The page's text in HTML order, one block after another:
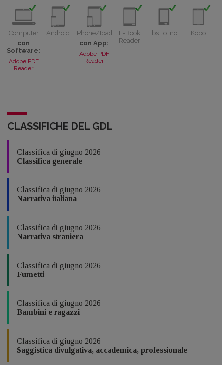
Computer
con
Software:
Adobe PDF
Reader
Android
iPhone/Ipad
con App:
Adobe PDF
Reader
E-Book
Reader
Ibs Tolino Kobo
CLASSIFICHE DEL GDL
Classifica di giugno 2026
Classifica generale
Classifica di giugno 2026
Narrativa italiana
Classifica di giugno 2026
Narrativa straniera
Classifica di giugno 2026
Fumetti
Classifica di giugno 2026
Bambini e ragazzi
Classifica di giugno 2026
Saggistica divulgativa, accademica, professionale